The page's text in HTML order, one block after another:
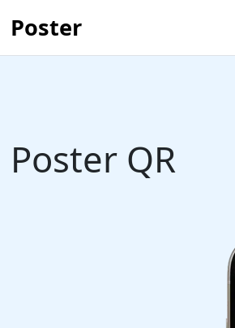
Poster
Poster QR